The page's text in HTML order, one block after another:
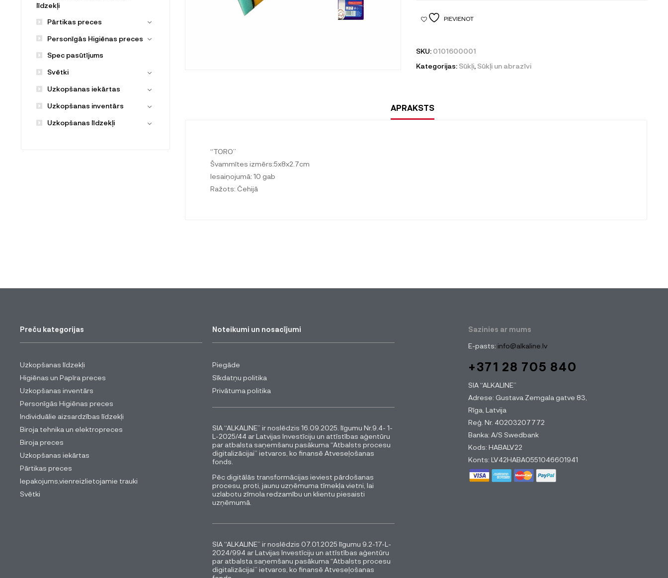
PIEVIENOT
SKU: 0101600001
Kategorijas: Sūkļi, Sūkļi un abrazīvi
APRAKSTS
“TORO”
Švammītes izmērs:5x8x2.7cm
Iesaiņojumā: 10 gab
Ražots: Čehijā
līdzekļi
Pārtikas preces
Personīgās Higiēnas preces
Spec pasūtījums
Svētki
Uzkopšanas iekārtas
Uzkopšanas inventārs
Uzkopšanas līdzekļi
Preču kategorijas
Uzkopšanas līdzekļi
Higiēnas un Papīra preces
Uzkopšanas inventārs
Personīgās Higiēnas preces
Individuālie aizsardzības līdzekļi
Biroja tehnika un elektropreces
Biroja preces
Uzkopšanas iekārtas
Pārtikas preces
Iepakojums,vienreizlietojamie trauki
Svētki
Noteikumi un nosacījumi
Piegāde
Sīkdatņu politika
Privātuma politika
SIA “ALKALINE” ir noslēdzis 16.09.2025. līgumu Nr.9.4- 1-
L-2025/44 ar Latvijas Investīciju un attīstības aģentūru
par atbalsta saņemšanu pasākuma “Atbalsts procesu
digitalizācijai” ietvaros, ko finansē Atveseļošanas
fonds.
Pēc digitālās transformācijas ieviest pārdošanas
procesu, proti, jaunu uzņēmuma tīmekļa vietni, lai
uzlabotu zīmola redzamību un klientu piesaisti
uzņēmumā.
SIA “ALKALINE” ir noslēdzis 07.01.2025 līgumu 9.2-17-L-
2024/994 ar Latvijas Investīciju un attīstības aģentūru
par atbalsta saņemšanu pasākuma “Atbalsts procesu
digitalizācijai” ietvaros, ko finansē Atveseļošanas
Sazinies ar mums
E-pasts: info@alkaline.lv
+371 28 705 840
SIA “ALKALINE”
Adrese: Gustava Zemgala gatve 83,
Rīga, Latvija
Reģ. Nr. 40203207772
Banka: A/S Swedbank
Kods: HABALV22
Konts: LV42HABA0551046601941